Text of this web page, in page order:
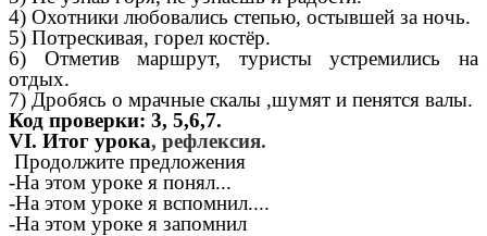
4) Охотники любовались степью, остывшей за ночь.
5) Потрескивая, горел костёр.
6) Отметив маршрут, туристы устремились на
отдых.
7) Дробясь о мрачные скалы ,шумят и пенятся валы.
Код проверки: 3, 5,6,7.
VI. Итог урока, рефлексия.
Продолжите предложения
-На этом уроке я понял...
-На этом уроке я вспомнил....
-На этом уроке я запомнил